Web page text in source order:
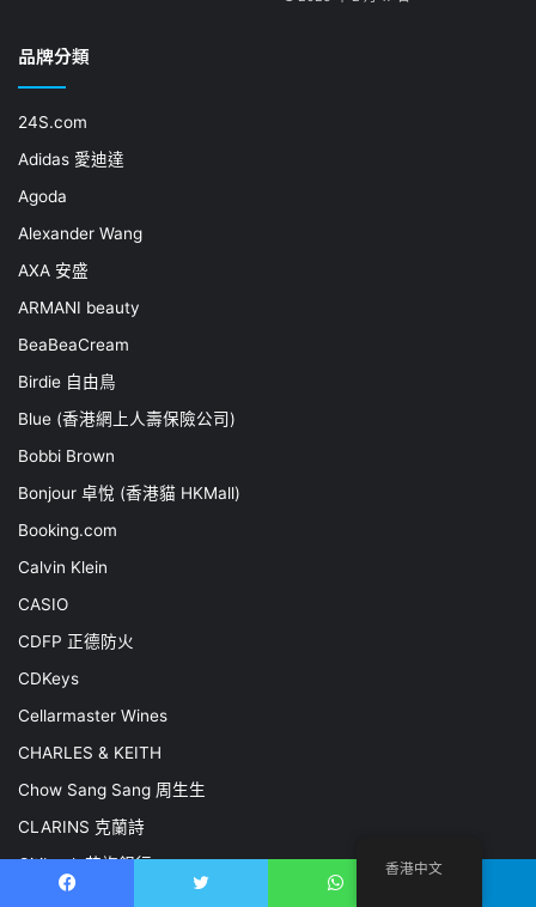
品牌分類
24S.com
Adidas 愛迪達
Agoda
Alexander Wang
AXA 安盛
ARMANI beauty
BeaBeaCream
Birdie 自由鳥
Blue (香港網上人壽保險公司)
Bobbi Brown
Bonjour 卓悅 (香港貓 HKMall)
Booking.com
Calvin Klein
CASIO
CDFP 正德防火
CDKeys
Cellarmaster Wines
CHARLES & KEITH
Chow Sang Sang 周生生
CLARINS 克蘭詩
Citibank 花旗銀行
香港中文